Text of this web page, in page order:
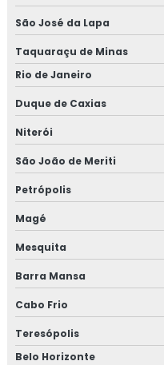
Laudos de saude e
Laudos de segurança do
Laudos segurança do
Laudos de sst
Ltcat evento esocial
Ltcat orçamento
Ltcat preço
Ltcat renovação
Manutenção de
Manutenção de
São José da Lapa
Taquaraçu de Minas
Rio de Janeiro
Duque de Caxias
Niterói
São João de Meriti
Petrópolis
Magé
Mesquita
Barra Mansa
Cabo Frio
Teresópolis
Belo Horizonte